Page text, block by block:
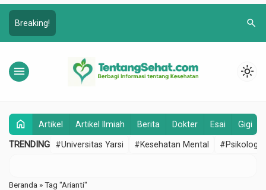
Breaking! search
menu light_mode
home Artikel Artikel Ilmiah Berita Dokter Esai Gigi
TRENDING #Universitas Yarsi #Kesehatan Mental #Psikologi
Beranda »Tag "Arianti"